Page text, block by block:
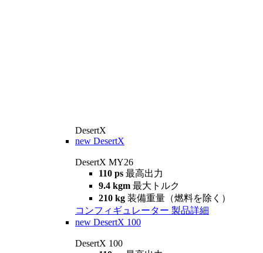
DesertX
new DesertX
DesertX MY26
110 ps 最高出力
9.4 kgm 最大トルク
210 kg 装備重量（燃料を除く）
コンフィギュレーター 製品詳細
new DesertX 100
DesertX 100